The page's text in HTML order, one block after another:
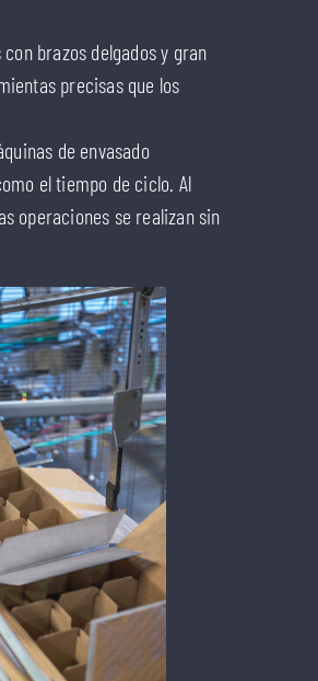
con brazos delgados y gran
precisas que los
de envasado
el tiempo de ciclo. Al
operaciones se realizan sin